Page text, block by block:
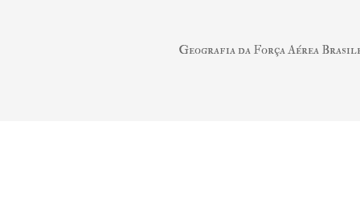
Geografia da Força Aérea